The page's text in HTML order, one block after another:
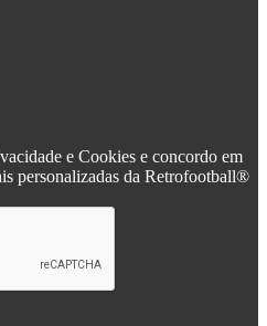
e Cookies e concordo em
personalizadas da Retrofootball®